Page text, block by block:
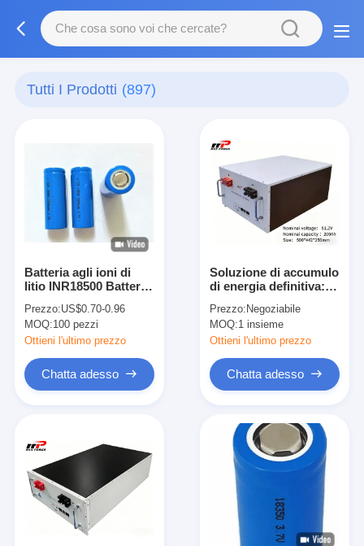
Tutti I Prodotti (897)
Batteria agli ioni di
litio INR18500 Batteria
litio ad alta capacità da
3,7 V da 2000 mAh
Prezzo:US$0.70-0.96
MOQ:100 pezzi
Ottieni l'ultimo prezzo
Chatta adesso
Soluzione di accumulo
di energia definitiva:
51,2 V 200 Ah
Prezzo: Negoziabile
MOQ:1 insieme
Ottieni l'ultimo prezzo
Chatta adesso